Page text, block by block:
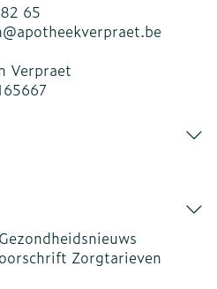
65
apotheekverpraet.be
Verpraet
Gezondheidsnieuws
Zorgtarieven